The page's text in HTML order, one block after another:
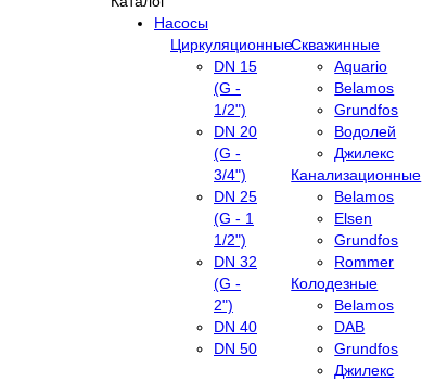
Насосы
Циркуляционные
DN 15
(G -
1/2")
DN 20
(G -
3/4")
DN 25
(G - 1
1/2")
DN 32
(G -
2")
DN 40
DN 50
Скважинные
Aquario
Belamos
Grundfos
Водолей
Джилекс
Канализационные
Belamos
Elsen
Grundfos
Rommer
Колодезные
Belamos
DAB
Grundfos
Джилекс